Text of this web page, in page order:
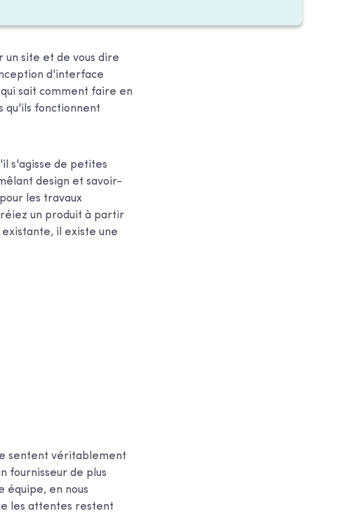
un site et de vous dire
d'interface
sait comment faire en
qu'ils fonctionnent
s'agisse de petites
design et savoir-
les travaux
un produit à partir
il existe une
sentent véritablement
fournisseur de plus
équipe, en nous
les attentes restent